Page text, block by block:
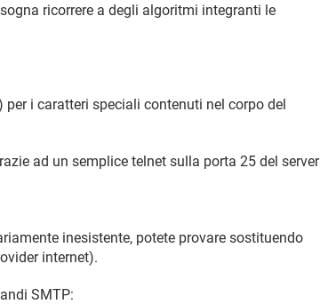
ricorrere a degli algoritmi integranti le
per i caratteri speciali contenuti nel corpo del
ad un semplice telnet sulla porta 25 del server
inesistente, potete provare sostituendo
internet).
SMTP: